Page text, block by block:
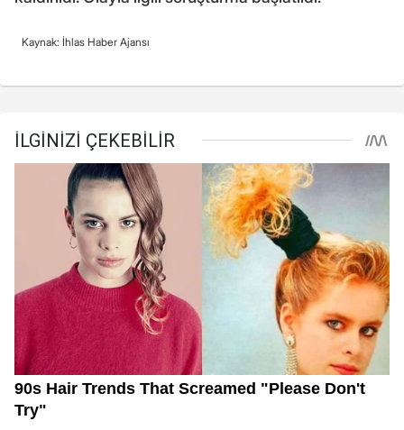
Kaynak: İhlas Haber Ajansı